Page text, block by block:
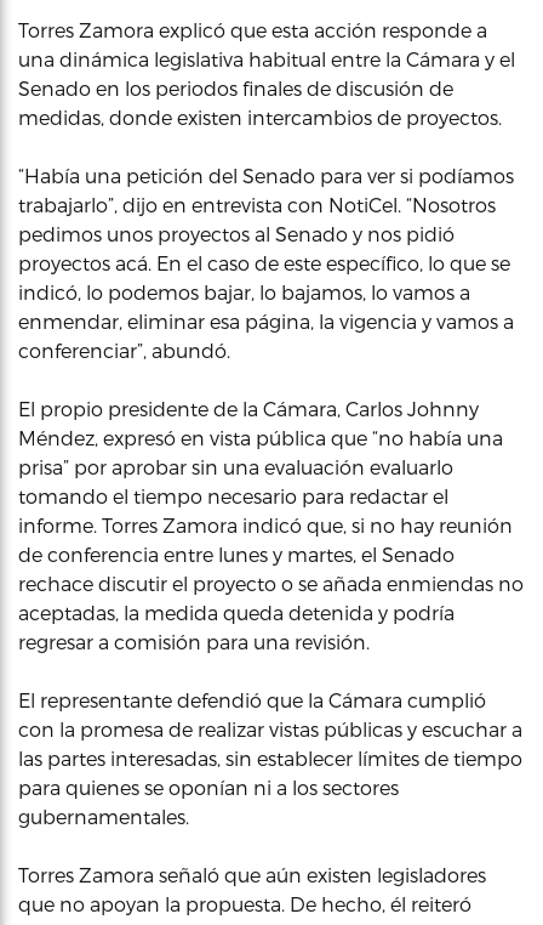
Torres Zamora explicó que esta acción responde a
una dinámica legislativa habitual entre la Cámara y el
Senado en los periodos finales de discusión de
medidas, donde existen intercambios de proyectos.
“Había una petición del Senado para ver si podíamos
trabajarlo”, dijo en entrevista con NotiCel. “Nosotros
pedimos unos proyectos al Senado y nos pidió
proyectos acá. En el caso de este específico, lo que se
indicó, lo podemos bajar, lo bajamos, lo vamos a
enmendar, eliminar esa página, la vigencia y vamos a
conferenciar”, abundó.
El propio presidente de la Cámara, Carlos Johnny
Méndez, expresó en vista pública que “no había una
prisa” por aprobar sin una evaluación evaluarlo
tomando el tiempo necesario para redactar el
informe. Torres Zamora indicó que, si no hay reunión
de conferencia entre lunes y martes, el Senado
rechace discutir el proyecto o se añada enmiendas no
aceptadas, la medida queda detenida y podría
regresar a comisión para una revisión.
El representante defendió que la Cámara cumplió
con la promesa de realizar vistas públicas y escuchar a
las partes interesadas, sin establecer límites de tiempo
para quienes se oponían ni a los sectores
gubernamentales.
Torres Zamora señaló que aún existen legisladores
que no apoyan la propuesta. De hecho, él reiteró